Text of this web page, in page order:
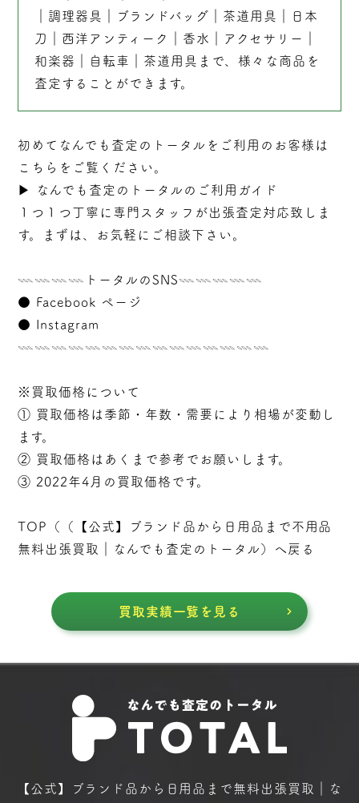
調理器具 ブランドバッグ ｜茶道用具｜
日本
刀
西洋アンティーク 香水 アクセサリー
和楽器
自転車 茶道用具 まで、様々な商品を
査定することができます。
初めてなんでも査定のトータルをご利用のお客様は
こちらをご覧ください。
▶︎
なんでも査定のトータルのご利用ガイド
１つ１つ丁寧に専門スタッフが出張査定対応致しま
す。まずは、お気軽にご相談下さい。
𓇠𓇠𓇠𓇠トータルのSNS𓇠𓇠𓇠𓇠𓇠
● Facebook ページ
●
Instagram
𓇠𓇠𓇠𓇠𓇠𓇠𓇠𓇠𓇠𓇠𓇠𓇠𓇠𓇠𓇠
※買取価格について
① 買取価格は季節・年数・需要により相場が変動し
ます。
② 買取価格はあくまで参考でお願いします。
③ 2022年4月の買取価格です。
TOP（（
【公式】ブランド品から日用品まで不用品
無料出張買取｜なんでも査定のトータル ）へ戻る
買取実績一覧を見る
【公式】ブランド品から日用品まで無料出張買取｜な